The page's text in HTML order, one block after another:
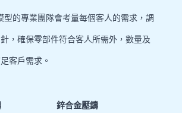
型的專業團隊會考量每個客人的需求，調
，確保零部件符合客人所需外，數量及
客戶需求。
鋅合金壓鑄